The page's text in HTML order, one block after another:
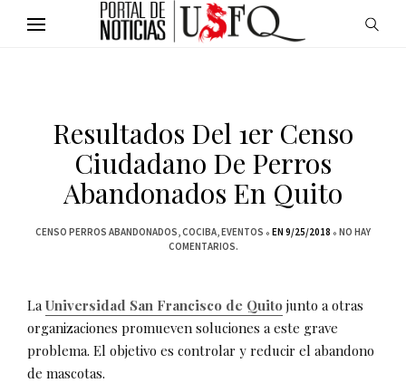
Resultados Del 1er Censo
Ciudadano De Perros
Abandonados En Quito
CENSO PERROS ABANDONADOS COCIBA EVENTOS EN 9/25/2018
NO HAY
COMENTARIOS.
LaUniversidad San Francisco de Quito junto a otras
organizaciones promueven soluciones a este grave
problema. El objetivo es controlar y reducir el abandono
de mascotas.